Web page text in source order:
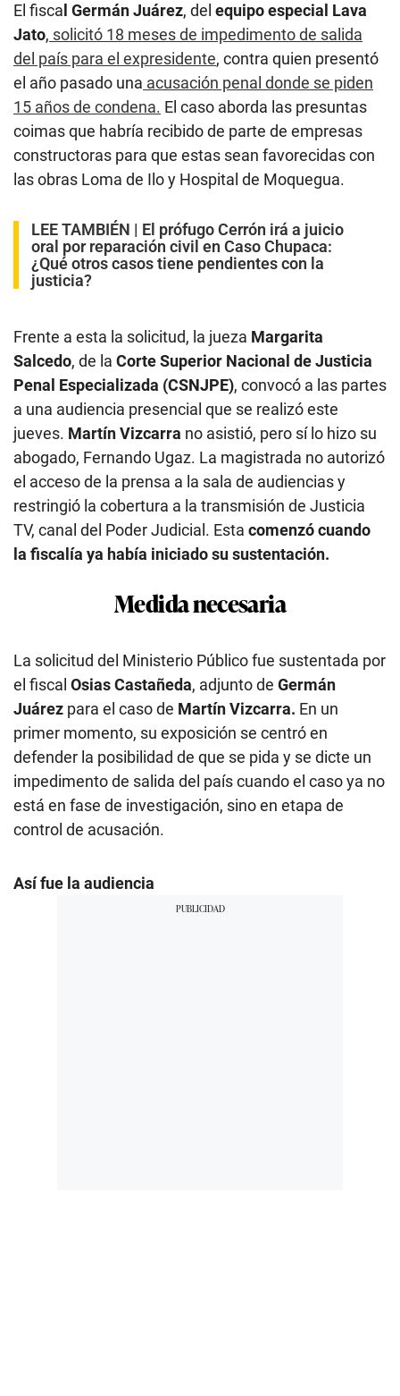
El fisca l Germán Juárez, del equipo especial Lava
Jato, solicitó 18 meses de impedimento de salida
del país para el expresidente, contra quien presentó
el año pasado una acusación penal donde se piden
15 años de condena. El caso aborda las presuntas
coimas que habría recibido de parte de empresas
constructoras para que estas sean favorecidas con
las obras Loma de Ilo y Hospital de Moquegua.
LEE TAMBIÉN | El prófugo Cerrón irá a juicio
oral por reparación civil en Caso Chupaca:
¿Qué otros casos tiene pendientes con la
justicia?
Frente a esta la solicitud, la jueza Margarita
Salcedo, de la Corte Superior Nacional de Justicia
Penal Especializada (CSNJPE), convocó a las partes
a una audiencia presencial que se realizó este
jueves. Martín Vizcarra no asistió, pero sí lo hizo su
abogado, Fernando Ugaz. La magistrada no autorizó
el acceso de la prensa a la sala de audiencias y
restringió la cobertura a la transmisión de Justicia
TV, canal del Poder Judicial. Esta comenzó cuando
la fiscalía ya había iniciado su sustentación.
Medida necesaria
La solicitud del Ministerio Público fue sustentada por
el fiscal Osias Castañeda, adjunto de Germán
Juárez para el caso de Martín Vizcarra. En un
primer momento, su exposición se centró en
defender la posibilidad de que se pida y se dicte un
impedimento de salida del país cuando el caso ya no
está en fase de investigación, sino en etapa de
control de acusación.
Así fue la audiencia